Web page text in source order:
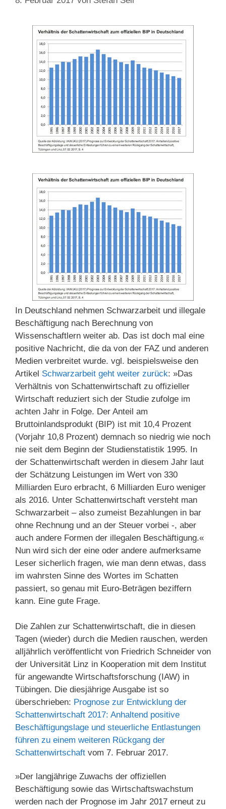
In Deutschland nehmen Schwarzarbeit und illegale
Beschäftigung nach Berechnung von
Wissenschaftlern weiter ab. Das ist doch mal eine
positive Nachricht, die da von der FAZ und anderen
Medien verbreitet wurde. vgl. beispielsweise den
Artikel Schwarzarbeit geht weiter zurück: »Das
Verhältnis von Schattenwirtschaft zu offizieller
Wirtschaft reduziert sich der Studie zufolge im
achten Jahr in Folge. Der Anteil am
Bruttoinlandsprodukt (BIP) ist mit 10,4 Prozent
(Vorjahr 10,8 Prozent) demnach so niedrig wie noch
nie seit dem Beginn der Studienstatistik 1995. In
der Schattenwirtschaft werden in diesem Jahr laut
der Schätzung Leistungen im Wert von 330
Milliarden Euro erbracht, 6 Milliarden Euro weniger
als 2016. Unter Schattenwirtschaft versteht man
Schwarzarbeit – also zumeist Bezahlungen in bar
ohne Rechnung und an der Steuer vorbei -, aber
auch andere Formen der illegalen Beschäftigung.«
Nun wird sich der eine oder andere aufmerksame
Leser sicherlich fragen, wie man denn etwas, dass
im wahrsten Sinne des Wortes im Schatten
passiert, so genau mit Euro-Beträgen beziffern
kann. Eine gute Frage.
Die Zahlen zur Schattenwirtschaft, die in diesen
Tagen (wieder) durch die Medien rauschen, werden
alljährlich veröffentlicht von Friedrich Schneider von
der Universität Linz in Kooperation mit dem Institut
für angewandte Wirtschaftsforschung (IAW) in
Tübingen. Die diesjährige Ausgabe ist so
überschrieben: Prognose zur Entwicklung der
Schattenwirtschaft 2017: Anhaltend positive
Beschäftigungslage und steuerliche Entlastungen
führen zu einem weiteren Rückgang der
Schattenwirtschaft vom 7. Februar 2017.
»Der langjährige Zuwachs der offiziellen
Beschäftigung sowie das Wirtschaftswachstum
werden nach der Prognose im Jahr 2017 erneut zu